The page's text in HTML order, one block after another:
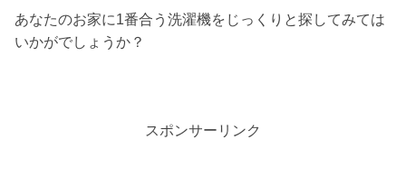
あなたのお家に1番合う洗濯機をじっくりと探してみては
いかがでしょうか？
スポンサーリンク